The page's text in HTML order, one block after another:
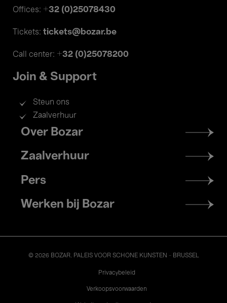
Offices: +32 (0)25078430
Tickets: tickets@bozar.be
Call center: +32 (0)25078200
Join & Support
Steun ons
Zaalverhuur
Footer
menu
Over Bozar
Zaalverhuur
Pers
Werken bij Bozar
© 2026 BOZAR. PALEIS VOOR SCHONE KUNSTEN - BRUSSEL
Privacybeleid
Verkoopsvoorwaarden